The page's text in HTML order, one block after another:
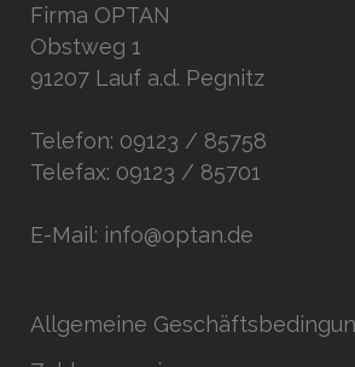
Firma OPTAN
Obstweg 1
91207 Lauf a.d. Pegnitz
Telefon: 09123 / 85758
Telefax: 09123 / 85701
E-Mail: info@optan.de
Allgemeine